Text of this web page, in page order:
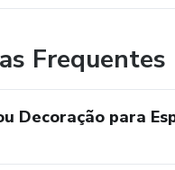
Frequentes
Decoração para